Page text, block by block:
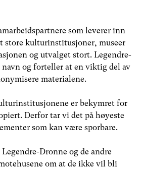
som leverer inn
store kulturinstitusjoner, museer
og utvalget stort. Legendre-
og forteller at en viktig del av
materialene.
er bekymret for
Derfor tar vi det på høyeste
som kan være sporbare.
Dronne og de andre
om at de ikke vil bli